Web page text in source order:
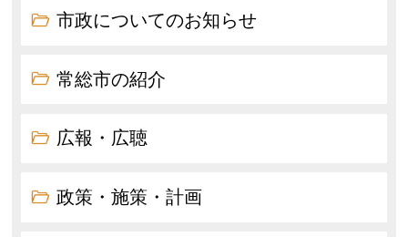
市政についてのお知らせ
常総市の紹介
広報・広聴
政策・施策・計画